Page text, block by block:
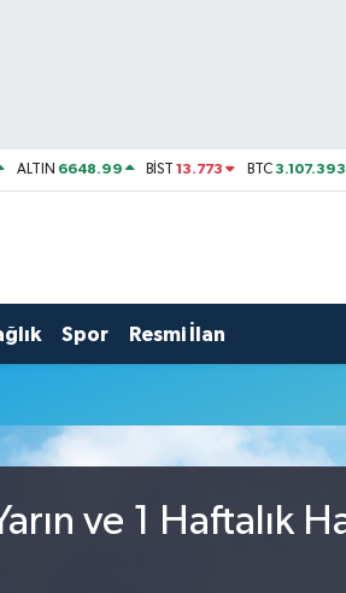
ALTIN 6648.99 BİST13.773 BTC
Spor Resmi İlan
ve 1 Haftalık